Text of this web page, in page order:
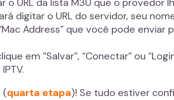
digitar o URL do servidor, seu
Address” que você pode
em “Salvar”, “Conectar” ou
(quarta etapa)! Se tudo estiver